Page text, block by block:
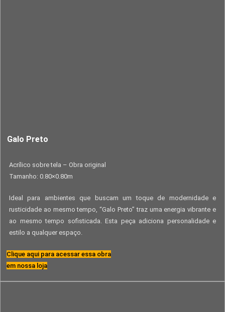
Galo Preto
Acrílico sobre tela – Obra original
Tamanho: 0.80×0.80m
Ideal para ambientes que buscam um toque de modernidade e
rusticidade ao mesmo tempo, “Galo Preto” traz uma energia vibrante e
ao mesmo tempo sofisticada. Esta peça adiciona personalidade e
estilo a qualquer espaço.
Clique aqui para acessar essa obra
em nossa loja